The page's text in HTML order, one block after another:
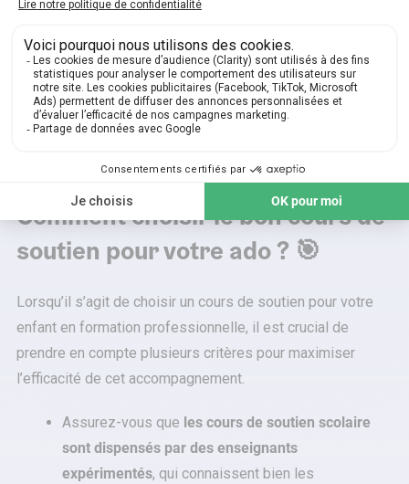
coup de pouce en BTS ? Pas de panique, les
Sherpas sont là pour vous !
Prenez RDV pour un cours de soutien !
Comment choisir le bon cours de
soutien pour votre ado ? 🎯
Lorsqu’il s’agit de choisir un cours de soutien pour votre
enfant en formation professionnelle, il est crucial de
prendre en compte plusieurs critères pour maximiser
l’efficacité de cet accompagnement.
Assurez-vous que les cours de soutien scolaire
sont dispensés par des enseignants
expérimentés, qui connaissent bien les